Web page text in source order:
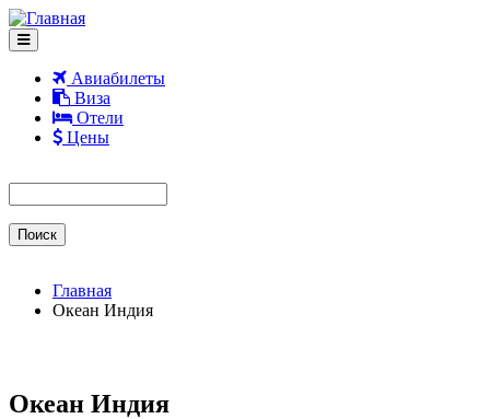
Перейти к основному содержанию
Авиабилеты
Виза
Отели
Цены
Главная
Океан Индия
Океан Индия